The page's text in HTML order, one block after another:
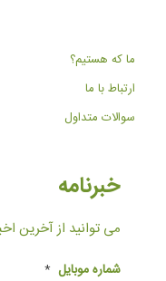
ما که هستیم؟
ارتباط با ما
سوالات متداول
خبرنامه
می توانید از آخرین
شماره موبایل *